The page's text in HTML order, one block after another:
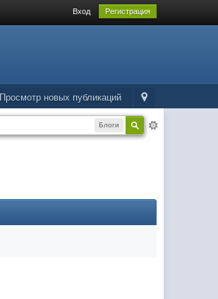
Вход Регистрация
Просмотр новых публикаций
Блоги